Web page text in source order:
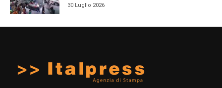
30 Luglio 2026